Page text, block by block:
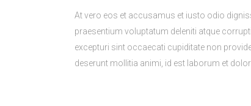
At vero eos et accusamus et iusto odio
praesentium voluptatum deleniti atque
excepturi sint occaecati cupiditate non
deserunt mollitia animi, id est laborum et